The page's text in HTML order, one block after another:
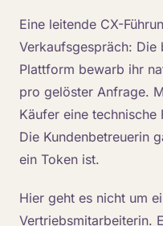
Eine leitende CX-
Verkaufsgespräch: Die
Plattform bewarb ihr
pro gelöster Anfrage.
Käufer eine
Die Kundenbetreuerin
ein Token ist.
Hier geht es nicht um
Vertriebsmitarbeiterin.